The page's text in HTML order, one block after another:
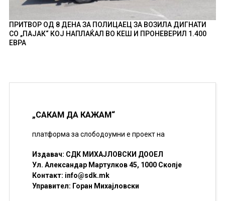
ПРИТВОР ОД 8 ДЕНА ЗА ПОЛИЦАЕЦ ЗА ВОЗИЛА ДИГНАТИ
СО „ПАЈАК“ КОЈ НАПЛАЌАЛ ВО КЕШ И ПРОНЕВЕРИЛ 1.400
ЕВРА
„САКАМ ДА КАЖАМ“
платформа за слободоумни е проект на
Издавач: СДК МИХАЈЛОВСКИ ДООЕЛ
Ул. Александар Мартулков 45, 1000 Скопје
Контакт: info@sdk.mk
Управител: Горан Михајловски